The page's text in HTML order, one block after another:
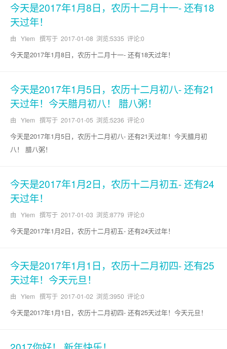
今天是2017年1月8日，农历十二月十一- 还有18
天过年！
由 YIem 撰写于 2017-01-08 浏览:5335 评论:0
今天是2017年1月8日，农历十二月十一- 还有18天过年！
今天是2017年1月5日，农历十二月初八- 还有21
天过年！今天腊月初八！ 腊八粥！
由 YIem 撰写于 2017-01-05 浏览:5236 评论:0
今天是2017年1月5日，农历十二月初八- 还有21天过年！今天腊月初
八！ 腊八粥！
今天是2017年1月2日，农历十二月初五- 还有24
天过年！
由 YIem 撰写于 2017-01-03 浏览:8779 评论:0
今天是2017年1月2日，农历十二月初五- 还有24天过年！
今天是2017年1月1日，农历十二月初四- 还有25
天过年！今天元旦！
由 YIem 撰写于 2017-01-02 浏览:3950 评论:0
今天是2017年1月1日，农历十二月初四- 还有25天过年！今天元旦！